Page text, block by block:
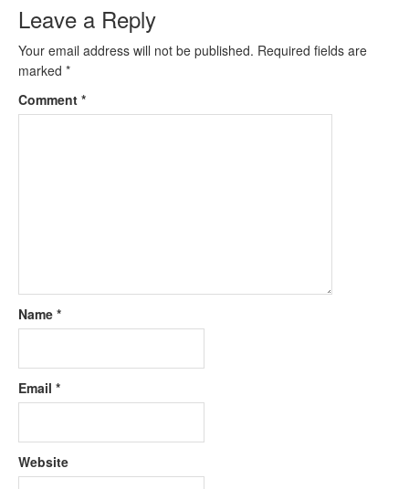
Leave a Reply
Your email address will not be published. Required fields are
marked *
Comment *
Name *
Email *
Website